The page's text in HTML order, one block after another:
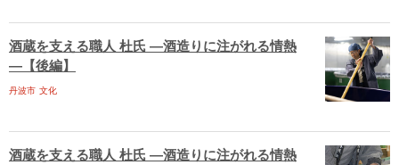
酒蔵を支える職人 杜氏 ―酒造りに注がれる情熱
―【後編】
丹波市 文化
酒蔵を支える職人 杜氏 ―酒造りに注がれる情熱